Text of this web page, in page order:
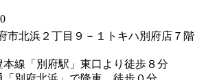
市北浜２丁目９－１トキハ別府店７階
本線「別府駅」東口より徒歩８分